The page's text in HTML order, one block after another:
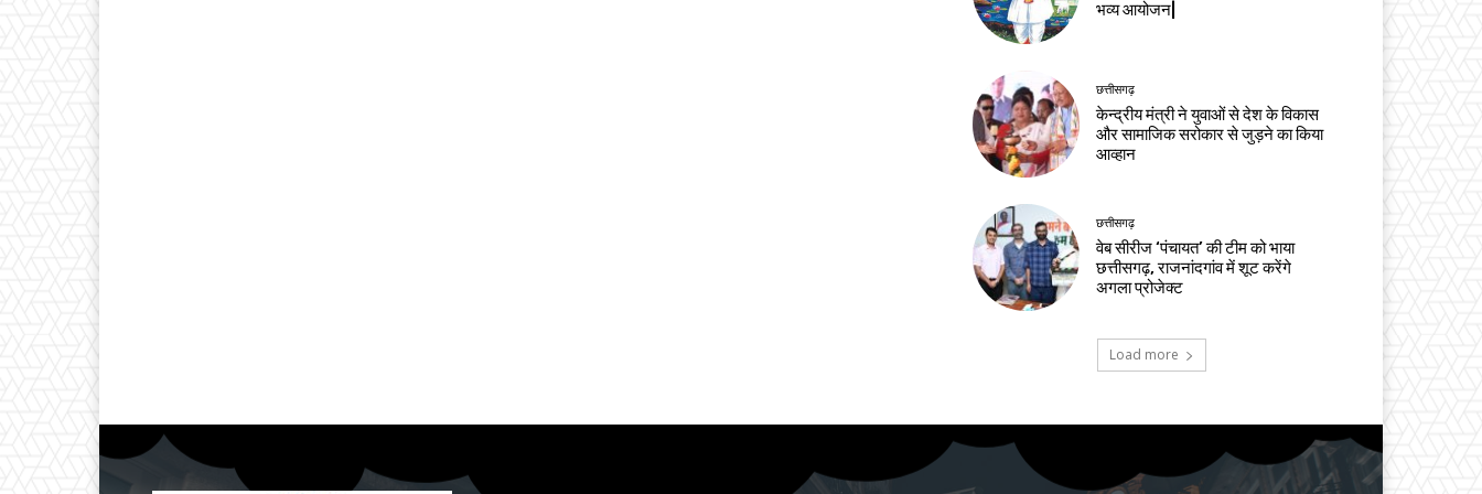
भव्य आयोजन|
छत्तीसगढ़
केन्द्रीय मंत्री ने युवाओं से देश के विकास
और सामाजिक सरोकार से जुड़ने का किया
आव्हान
छत्तीसगढ़
वेब सीरीज ‘पंचायत’ की टीम को भाया
छत्तीसगढ़, राजनांदगांव में शूट करेंगे
अगला प्रोजेक्ट
Load more